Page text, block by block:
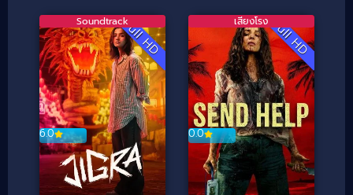
Full HD
6.0
Soundtrack Full HD
0.0
เสียงโรง